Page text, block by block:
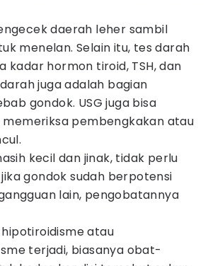
daerah leher sambil
menelan. Selain itu, tes darah
kadar hormon tiroid, TSH, dan
juga adalah bagian
gondok. USG juga bisa
memeriksa pembengkakan atau
kecil dan jinak, tidak perlu
gondok sudah berpotensi
lain, pengobatannya
atau
terjadi, biasanya obat-